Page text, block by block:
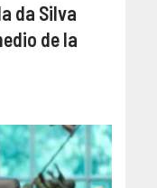
da Silva
de la